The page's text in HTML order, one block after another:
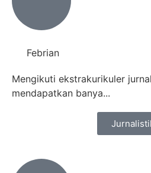
Febrian
Mengikuti ekstrakurikuler
mendapatkan banya...